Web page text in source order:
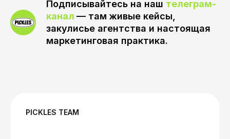
Подписывайтесь на наш телеграм-
канал — там живые кейсы,
закулисье агентства и настоящая
маркетинговая практика.